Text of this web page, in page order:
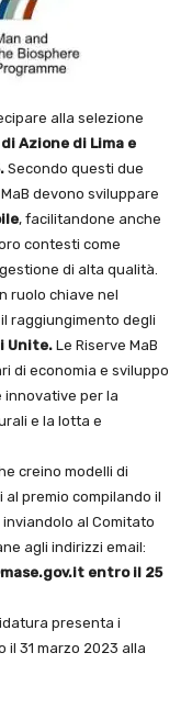
alla selezione
Azione di Lima e
Secondo questi due
devono sviluppare
, facilitandone anche
contesti come
di alta qualità.
ruolo chiave nel
raggiungimento degli
Unite. Le Riserve MaB
di economia e sviluppo
innovative per la
e la lotta e
creino modelli di
premio compilando il
al Comitato
agli indirizzi email:
entro il 25
presenta i
31 marzo 2023 alla